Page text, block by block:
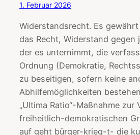
1. Februar 2026
Widerstandsrecht. Es
das Recht, Widerstand gegen
der es unternimmt, die
Ordnung (Demokratie,
zu beseitigen, sofern keine
Abhilfemöglichkeiten
„Ultima Ratio“-Maßnahme zur
freiheitlich-demokratischen
auf geht bürger-krieg-t- die